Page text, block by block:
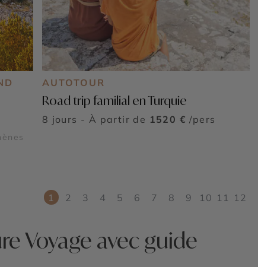
AUTOTOUR
Road trip familial en Turquie
8 jours - À partir de 1520 € /pers
1 2 3 4 5 6 7 8 9 10 11 12
Voyage avec guide